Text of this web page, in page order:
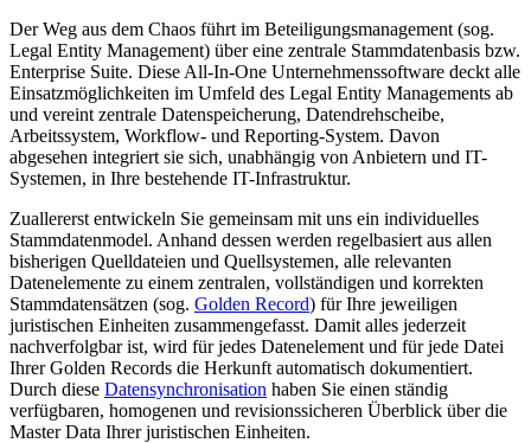
Der Weg aus dem Chaos führt im Beteiligungsmanagement (sog.
Legal Entity Management) über eine zentrale Stammdatenbasis bzw.
Enterprise Suite. Diese All-In-One Unternehmenssoftware deckt alle
Einsatzmöglichkeiten im Umfeld des Legal Entity Managements ab
und vereint zentrale Datenspeicherung, Datendrehscheibe,
Arbeitssystem, Workflow- und Reporting-System. Davon
abgesehen integriert sie sich, unabhängig von Anbietern und IT-
Systemen, in Ihre bestehende IT-Infrastruktur.
Zuallererst entwickeln Sie gemeinsam mit uns ein individuelles
Stammdatenmodel. Anhand dessen werden regelbasiert aus allen
bisherigen Quelldateien und Quellsystemen, alle relevanten
Datenelemente zu einem zentralen, vollständigen und korrekten
Stammdatensätzen (sog. Golden Record) für Ihre jeweiligen
juristischen Einheiten zusammengefasst. Damit alles jederzeit
nachverfolgbar ist, wird für jedes Datenelement und für jede Datei
Ihrer Golden Records die Herkunft automatisch dokumentiert.
Durch diese Datensynchronisation haben Sie einen ständig
verfügbaren, homogenen und revisionssicheren Überblick über die
Master Data Ihrer juristischen Einheiten.